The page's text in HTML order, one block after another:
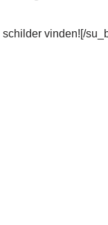
schilder vinden![/